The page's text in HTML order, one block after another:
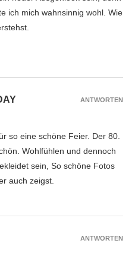
ich mich wahnsinnig wohl. Wie
so eine schöne Feier. Der 80.
Wohlfühlen und dennoch
sein, So schöne Fotos
auch zeigst.
ANTWORTEN
ANTWORTEN